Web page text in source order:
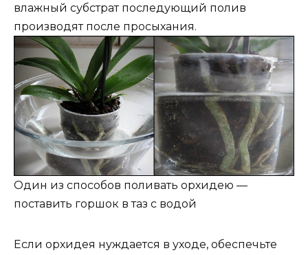
влажный субстрат последующий полив
производят после просыхания.
Один из способов поливать орхидею —
поставить горшок в таз с водой
Если орхидея нуждается в уходе, обеспечьте